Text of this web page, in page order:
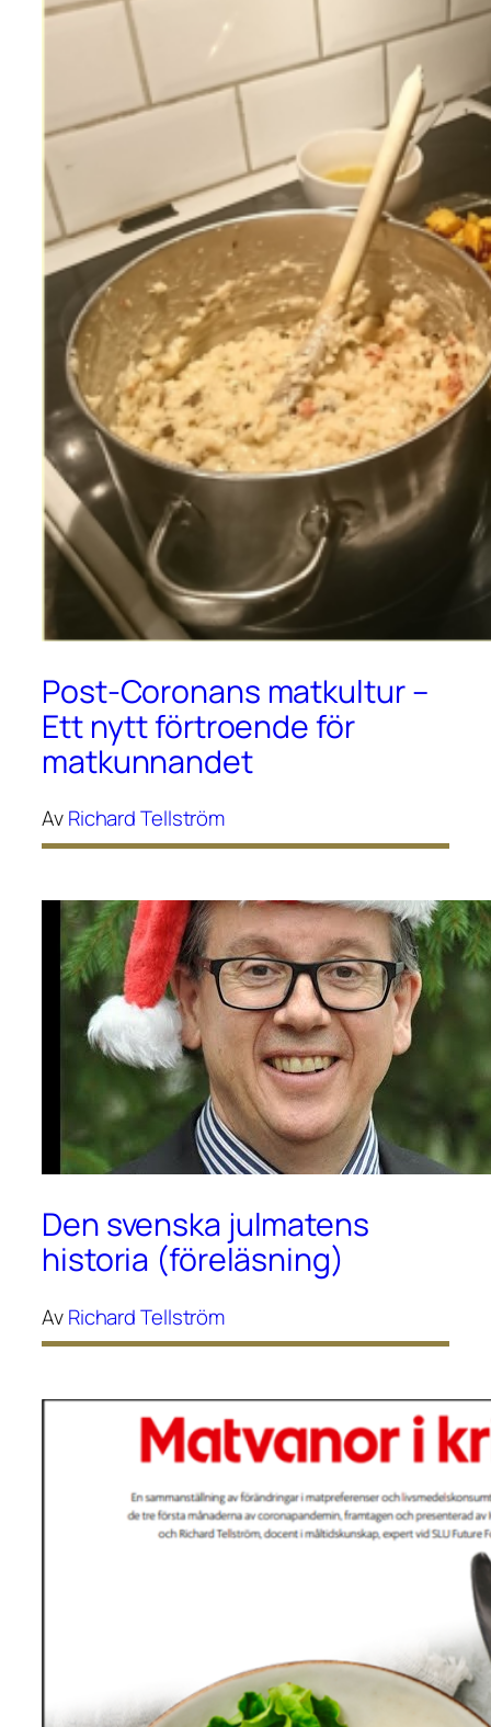
Post-Coronans matkultur –
Ett nytt förtroende för
matkunnandet
AvRichard Tellström
Den svenska julmatens
historia (föreläsning)
AvRichard Tellström